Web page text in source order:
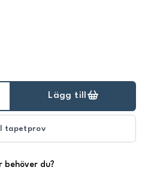
Lägg till
tapetprov
behöver du?